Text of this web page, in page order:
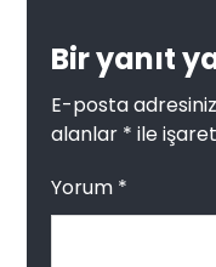
Bir yanıt
E-posta
alanlar * ile
Yorum *